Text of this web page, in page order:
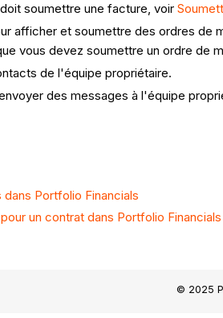
soumettre une facture, voir
afficher et soumettre des ordres de
vous devez soumettre un ordre de
de l'équipe propriétaire.
des messages à l'équipe
Portfolio Financials
un contrat dans Portfolio Financials
© 2025